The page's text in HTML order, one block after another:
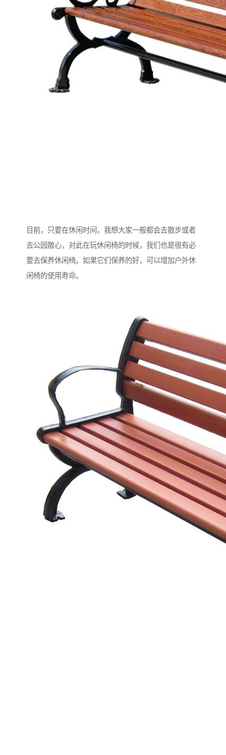
目前，只要在休闲时间，我想大家一般都会去散步或者
去公园散心，对此在玩休闲椅的时候，我们也是很有必
要去保养休闲椅。如果它们保养的好，可以增加户外休
闲椅的使用寿命。